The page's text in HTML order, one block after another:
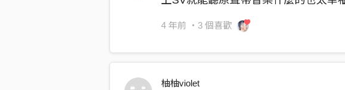
4 年前 ・3 個喜歡
柚柚violet